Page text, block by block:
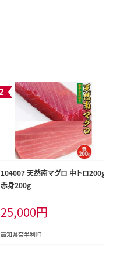
104007 天然南マグロ 中トロ200g
赤身200g
25,000円
高知県奈半利町